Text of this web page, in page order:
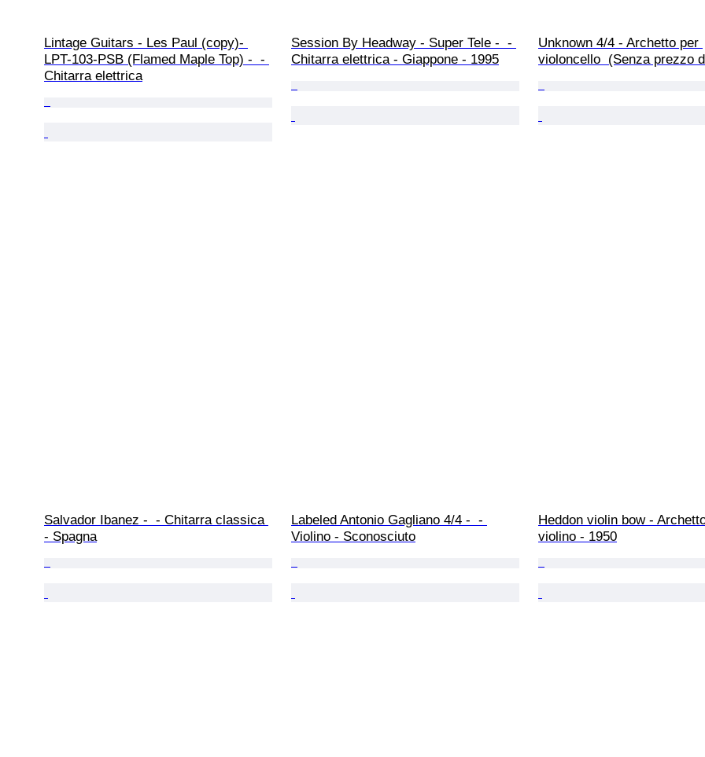
Lintage Guitars - Les Paul (copy)-
LPT-103-PSB (Flamed Maple Top) -  -
Chitarra elettrica
Session By Headway - Super Tele -  -
Chitarra elettrica - Giappone - 1995
Unknown 4/4 - Archetto per
violoncello  (Senza prezzo
Salvador Ibanez -  - Chitarra classica
- Spagna
Labeled Antonio Gagliano 4/4 -  -
Violino - Sconosciuto
Heddon violin bow -
violino - 1950